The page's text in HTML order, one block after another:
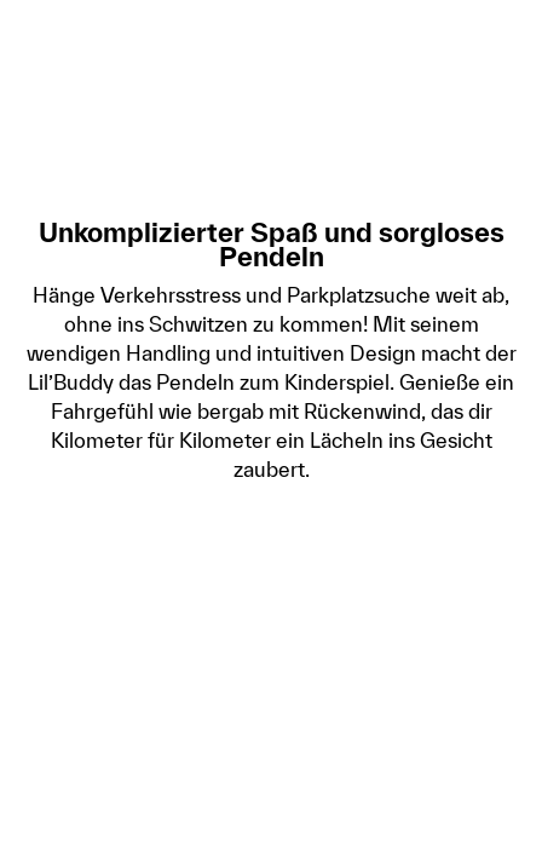
Unkomplizierter Spaß und sorgloses
Pendeln
Hänge Verkehrsstress und Parkplatzsuche weit ab,
ohne ins Schwitzen zu kommen! Mit seinem
wendigen Handling und intuitiven Design macht der
Lil’Buddy das Pendeln zum Kinderspiel. Genieße ein
Fahrgefühl wie bergab mit Rückenwind, das dir
Kilometer für Kilometer ein Lächeln ins Gesicht
zaubert.